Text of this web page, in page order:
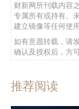
财新网所刊载内容
专属所有或持有。
建立镜像等任何使用
如有意愿转载，请
确认及授权后，方
推荐阅读